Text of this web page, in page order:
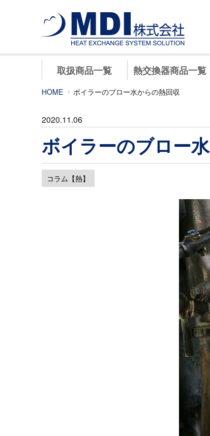
取扱商品一覧 熱交換器商品一覧
HOME ボイラーのブロー水からの熱回収
2020.11.06
ボイラーのブロー
コラム【熱】